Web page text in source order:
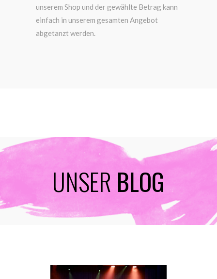
unserem Shop und der gewählte Betrag kann
einfach in unserem gesamten Angebot
abgetanzt werden.
UNSER BLOG